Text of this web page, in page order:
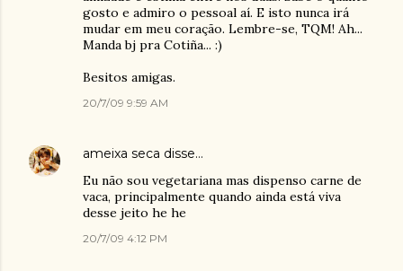
gosto e admiro o pessoal aí. E isto nunca irá
mudar em meu coração. Lembre-se, TQM! Ah...
Manda bj pra Cotiña... :)
Besitos amigas.
20/7/09 9:59 AM
ameixa seca disse…
Eu não sou vegetariana mas dispenso carne de
vaca, principalmente quando ainda está viva
desse jeito he he
20/7/09 4:12 PM